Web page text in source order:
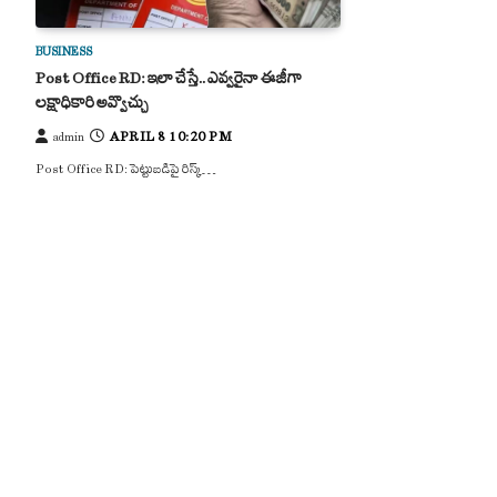
BUSINESS
Post Office RD: ఇలా చేస్తే.. ఎవ్వరైనా ఈజీగా
లక్షాధికారి అవ్వొచ్చు
admin APRIL 8 10:20 PM
Post Office RD: పెట్టుబడిపై రిస్క్…